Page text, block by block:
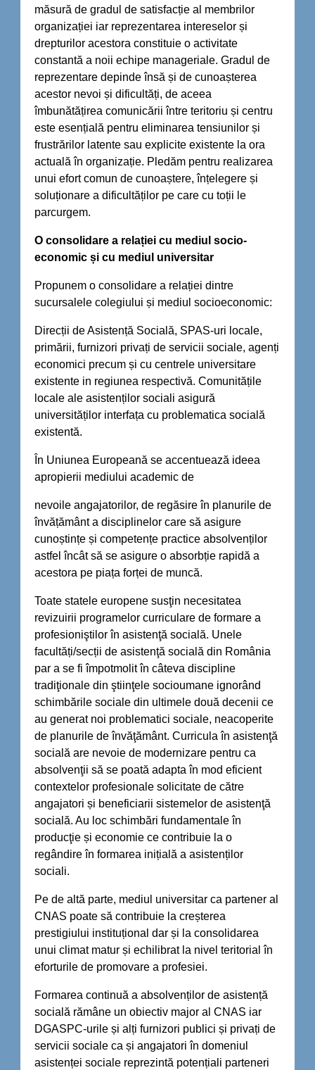
măsură de gradul de satisfacție al membrilor
organizației iar reprezentarea intereselor și
drepturilor acestora constituie o activitate
constantă a noii echipe manageriale. Gradul de
reprezentare depinde însă și de cunoașterea
acestor nevoi și dificultăți, de aceea
îmbunătățirea comunicării între teritoriu și centru
este esențială pentru eliminarea tensiunilor și
frustrărilor latente sau explicite existente la ora
actuală în organizație. Pledăm pentru realizarea
unui efort comun de cunoaștere, înțelegere și
soluționare a dificultăților pe care cu toții le
parcurgem.
O consolidare a relației cu mediul socio-
economic și cu mediul universitar
Propunem o consolidare a relației dintre
sucursalele colegiului și mediul socioeconomic:
Direcții de Asistență Socială, SPAS-uri locale,
primării, furnizori privați de servicii sociale, agenți
economici precum și cu centrele universitare
existente in regiunea respectivă. Comunitățile
locale ale asistenților sociali asigură
universităților interfața cu problematica socială
existentă.
În Uniunea Europeană se accentuează ideea
apropierii mediului academic de
nevoile angajatorilor, de regăsire în planurile de
învățământ a disciplinelor care să asigure
cunoștințe și competențe practice absolvenților
astfel încât să se asigure o absorbție rapidă a
acestora pe piața forței de muncă.
Toate statele europene susţin necesitatea
revizuirii programelor curriculare de formare a
profesioniştilor în asistenţă socială. Unele
facultăți/secții de asistenţă socială din România
par a se fi împotmolit în câteva discipline
tradiţionale din ştiinţele socioumane ignorând
schimbările sociale din ultimele două decenii ce
au generat noi problematici sociale, neacoperite
de planurile de învăţământ. Curricula în asistenţă
socială are nevoie de modernizare pentru ca
absolvenţii să se poată adapta în mod eficient
contextelor profesionale solicitate de către
angajatori și beneficiarii sistemelor de asistenţă
socială. Au loc schimbări fundamentale în
producţie și economie ce contribuie la o
regândire în formarea inițială a asistenților
sociali.
Pe de altă parte, mediul universitar ca partener al
CNAS poate să contribuie la creșterea
prestigiului instituțional dar și la consolidarea
unui climat matur și echilibrat la nivel teritorial în
eforturile de promovare a profesiei.
Formarea continuă a absolvenților de asistență
socială rămâne un obiectiv major al CNAS iar
DGASPC-urile și alți furnizori publici și privați de
servicii sociale ca și angajatori în domeniul
asistenței sociale reprezintă potențiali parteneri